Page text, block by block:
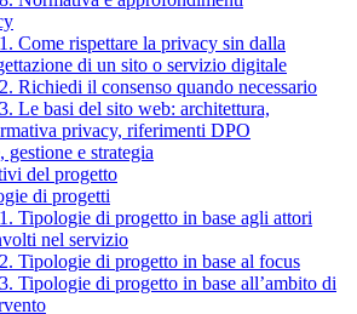
Come rispettare la privacy sin dalla
di un sito o servizio digitale
Richiedi il consenso quando necessario
Le basi del sito web: architettura,
privacy, riferimenti DPO
e strategia
del progetto
di progetti
Tipologie di progetto in base agli attori
nel servizio
Tipologie di progetto in base al focus
Tipologie di progetto in base all’ambito di